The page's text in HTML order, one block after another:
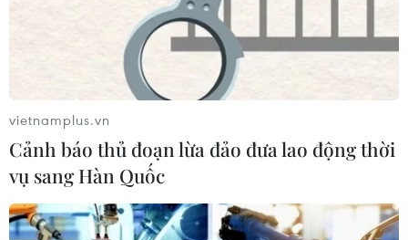
vietnamplus.vn
Cảnh báo thủ đoạn lừa đảo đưa lao động thời
vụ sang Hàn Quốc